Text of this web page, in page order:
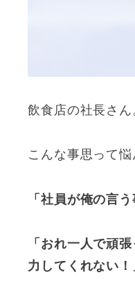
飲食店の社長さん
こんな事思って悩
「社員が俺の言
「おれ一人で頑
力してくれない！